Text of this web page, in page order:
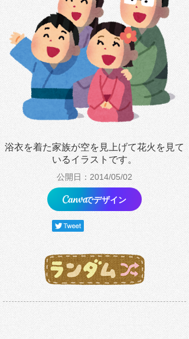
浴衣を着た家族が空を見上げて花火を見て
いるイラストです。
公開日：2014/05/02
でデザイン